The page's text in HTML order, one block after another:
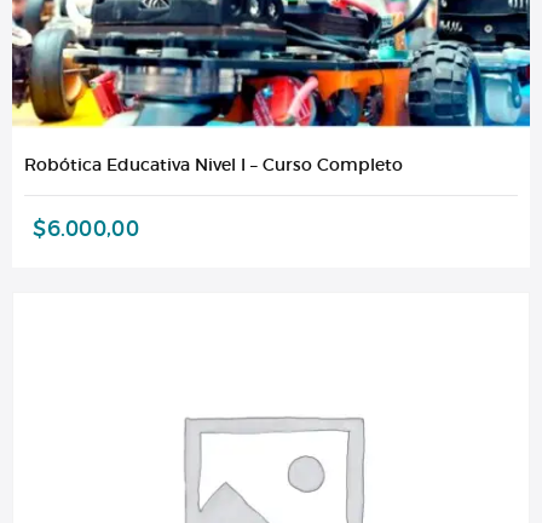
Robótica Educativa Nivel I – Curso Completo
$6.000,00